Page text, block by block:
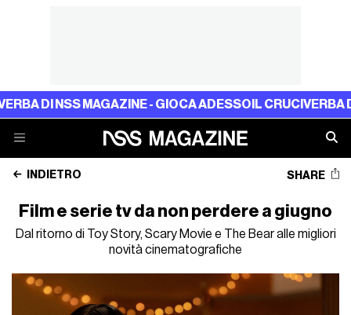
ADESSOIL CRUCIVERBA DI NSS MAGAZINE - GIOCA
INDIETRO SHARE
Film e serie tv da non perdere a giugno
Dal ritorno di Toy Story, Scary Movie e The Bear alle migliori
novità cinematografiche